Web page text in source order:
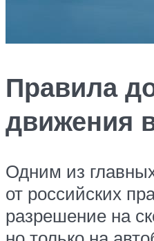
Правила
движения
Одним из
от российских
разрешение на